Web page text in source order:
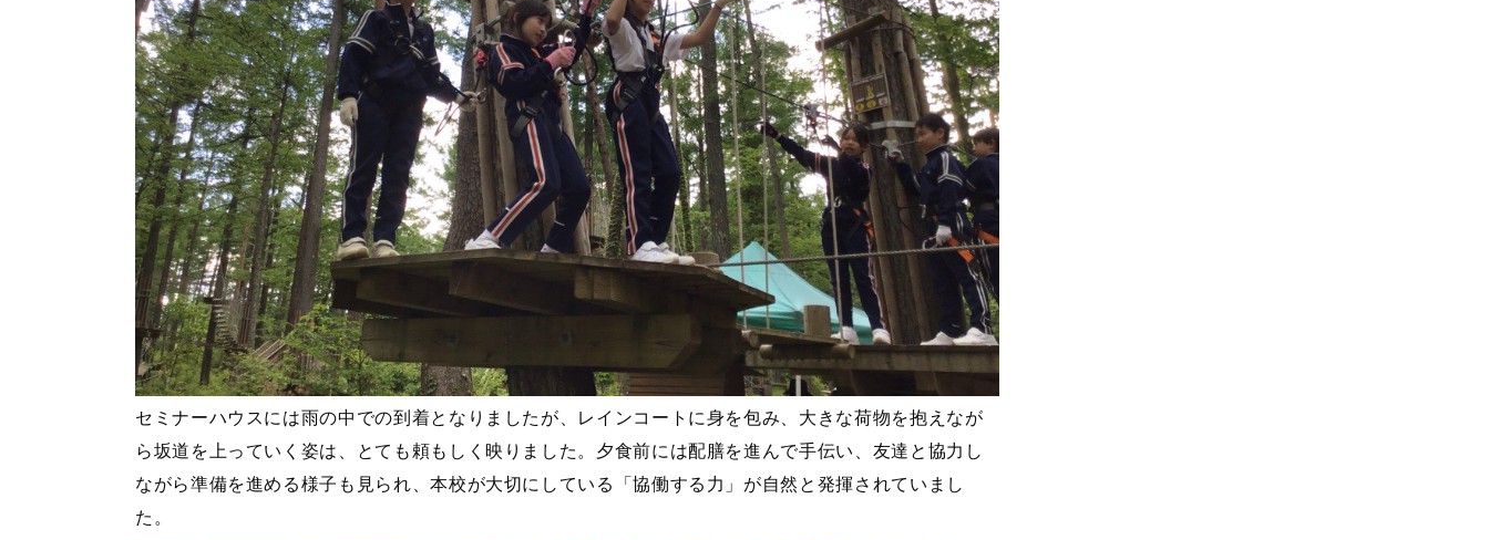
セミナーハウスには雨の中での到着となりましたが、レインコートに身を包み、大きな荷物を抱えなが
ら坂道を上っていく姿は、とても頼もしく映りました。夕食前には配膳を進んで手伝い、友達と協力し
ながら準備を進める様子も見られ、本校が大切にしている「協働する力」が自然と発揮されていまし
た。